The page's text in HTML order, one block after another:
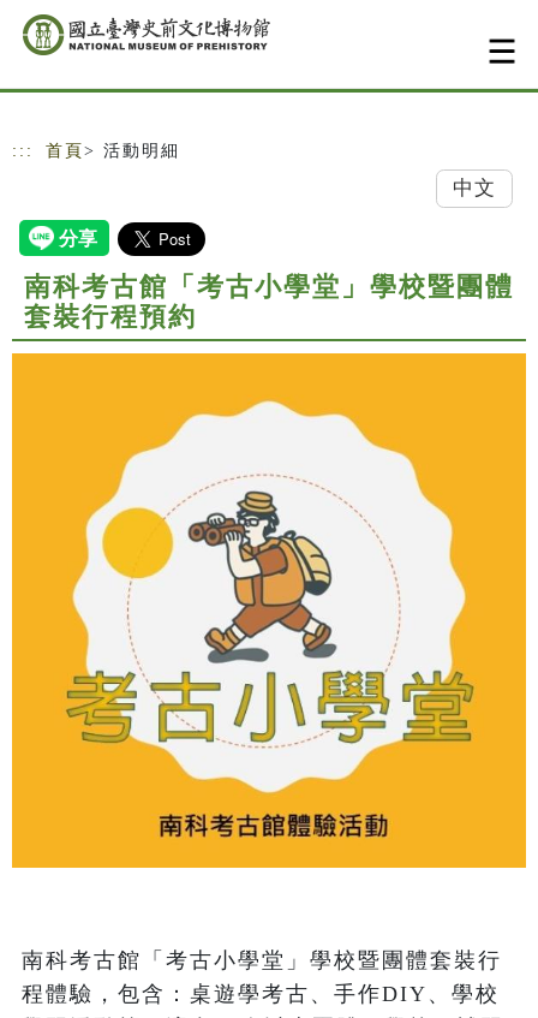
跳到主要內容
網站導覽
::: 首頁 > 活動明細
中文
南科考古館「考古小學堂」學校暨團體
套裝行程預約
南科考古館「考古小學堂」學校暨團體套裝行
程體驗，包含：桌遊學考古、手作DIY、學校